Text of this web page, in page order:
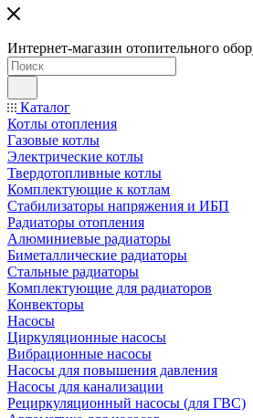
Интернет-магазин отопительного
Каталог
Котлы отопления
Газовые котлы
Электрические котлы
Твердотопливные котлы
Комплектующие к котлам
Стабилизаторы напряжения и ИБП
Радиаторы отопления
Алюминиевые радиаторы
Биметаллические радиаторы
Стальные радиаторы
Комплектующие для радиаторов
Конвекторы
Насосы
Циркуляционные насосы
Вибрационные насосы
Насосы для повышения давления
Насосы для канализации
Рециркуляционный насосы (для ГВС)